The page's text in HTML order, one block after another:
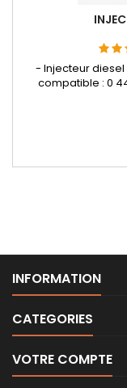
- Injecteur diesel
compatible : 0
, 55246223 - Pour
1.6 jtdM , Lancia
INFORMATION
CATEGORIES
VOTRE COMPTE